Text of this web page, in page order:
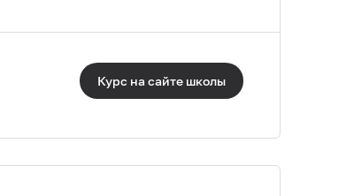
Курс на сайте школы